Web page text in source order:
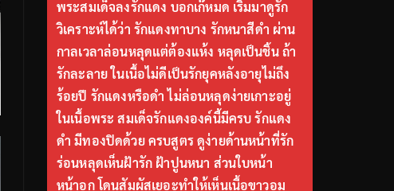
พระสมเด็จลงรักแดง บอกเก๊หมด เริ่มมาดูรัก
วิเคราะห์ได้ว่า รักแดงทาบาง รักหนาสีดำ ผ่าน
กาลเวลาล่อนหลุดแต่ต้องแห้ง หลุดเป็นชิ้น ถ้า
รักละลาย ในเนื้อไม่ดีเป็นรักยุคหลังอายุไม่ถึง
ร้อยปี รักแดงหรือดำ ไม่ล่อนหลุดง่ายเกาะอยู่
ในเนื้อพระ สมเด็จรักแดงองค์นี้มีครบ รักแดง
ดำ มีทองปิดด้วย ครบสูตร ดูง่ายด้านหน้าที่รัก
ร่อนหลุดเห็นฝ้ารัก ฝ้าปูนหนา ส่วนใบหน้า
หน้าอก โดนสัมผัสเยอะทำให้เห็นเนื้อขาวอม